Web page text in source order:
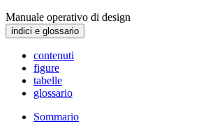
Manuale operativo di design
indici e glossario
contenuti
figure
tabelle
glossario
Sommario